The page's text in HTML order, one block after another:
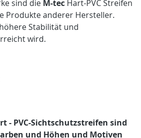
sind die M-tec Hart-PVC Streifen
Produkte anderer Hersteller.
Stabilität und
wird.
- PVC-Sichtschutzstreifen sind
und Höhen und Motiven